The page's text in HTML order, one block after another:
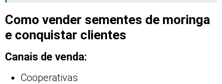
Como vender sementes de moringa
e conquistar clientes
Canais de venda:
Cooperativas